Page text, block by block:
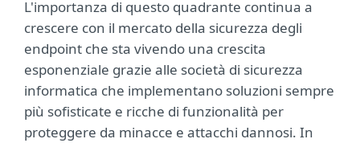
L'importanza di questo quadrante continua a
crescere con il mercato della sicurezza degli
endpoint che sta vivendo una crescita
esponenziale grazie alle società di sicurezza
informatica che implementano soluzioni sempre
più sofisticate e ricche di funzionalità per
proteggere da minacce e attacchi dannosi. In